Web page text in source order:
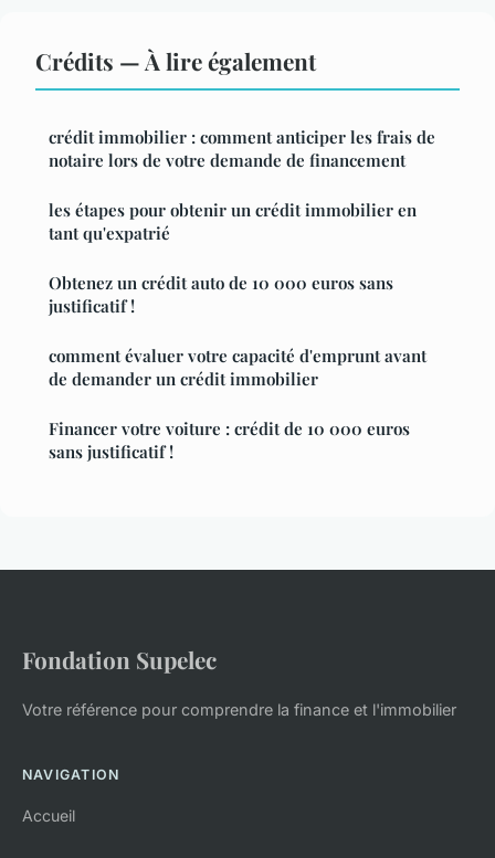
Crédits — À lire également
crédit immobilier : comment anticiper les frais de
notaire lors de votre demande de financement
les étapes pour obtenir un crédit immobilier en
tant qu'expatrié
Obtenez un crédit auto de 10 000 euros sans
justificatif !
comment évaluer votre capacité d'emprunt avant
de demander un crédit immobilier
Financer votre voiture : crédit de 10 000 euros
sans justificatif !
Fondation Supelec
Votre référence pour comprendre la finance et l'immobilier
NAVIGATION
Accueil